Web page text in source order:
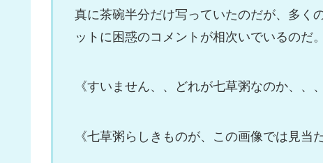
真に茶碗半分だけ写っていたのだが、多く
ットに困惑のコメントが相次いでいるのだ。
《すいません、、どれが七草粥なのか、、
《七草粥らしきものが、この画像では見当